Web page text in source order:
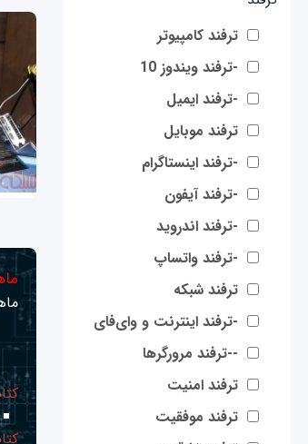
ترفند کامپیوتر
-ترفند ویندوز 10
-ترفند ایمیل
ترفند موبایل
-ترفند اینستاگرام
-ترفند آیفون
-ترفند اندروید
-ترفند واتساپ
ترفند شبکه
-ترفند اینترنت و وای‌فای
--ترفند مرورگرها
ترفند امنیت
ترفند موفقیت